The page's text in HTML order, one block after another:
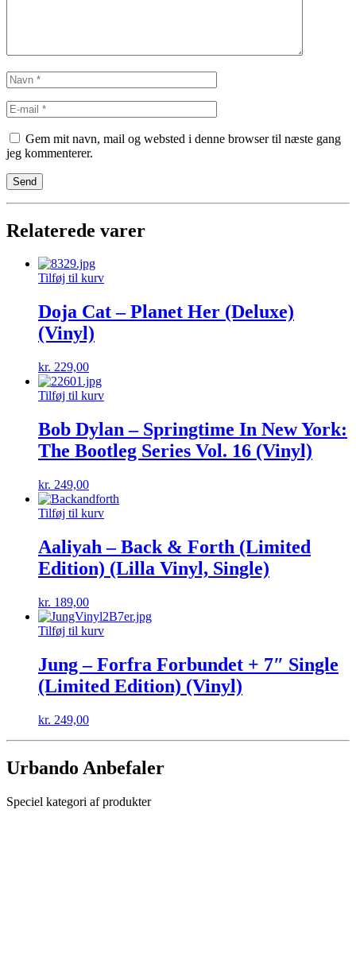
Gem mit navn, mail og websted i denne browser til næste gang
jeg kommenterer.
Relaterede varer
Tilføj til kurv
Doja Cat – Planet Her (Deluxe)
(Vinyl)
kr. 229,00
Tilføj til kurv
Bob Dylan – Springtime In New York:
The Bootleg Series Vol. 16 (Vinyl)
kr. 249,00
Tilføj til kurv
Aaliyah – Back & Forth (Limited
Edition) (Lilla Vinyl, Single)
kr. 189,00
Tilføj til kurv
Jung – Forfra Forbundet + 7″ Single
(Limited Edition) (Vinyl)
kr. 249,00
Urbando Anbefaler
Speciel kategori af produkter